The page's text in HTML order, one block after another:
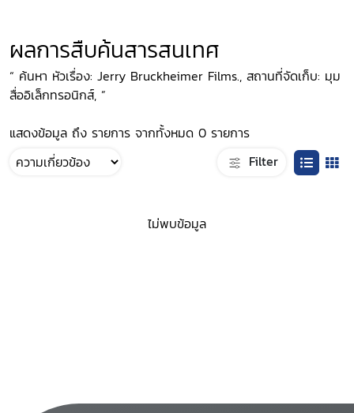
ผลการสืบค้นสารสนเทศ
“ ค้นหา หัวเรื่อง: Jerry Bruckheimer Films., สถานที่จัดเก็บ: มุม
สื่ออิเล็กทรอนิกส์, ”
แสดงข้อมูล ถึง รายการ จากทั้งหมด 0 รายการ
Filter
ไม่พบข้อมูล